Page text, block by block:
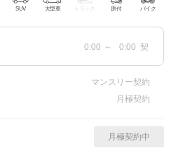
SUV 大型車 トラック 原付 バイク
0:00 ～ 0:00 契
マンスリー契約
月極契約
月極契約中